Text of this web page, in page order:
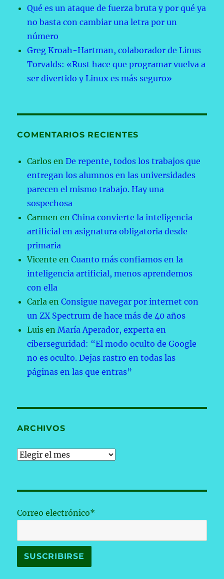
Qué es un ataque de fuerza bruta y por qué ya
no basta con cambiar una letra por un
número
Greg Kroah-Hartman, colaborador de Linus
Torvalds: «Rust hace que programar vuelva a
ser divertido y Linux es más seguro»
COMENTARIOS RECIENTES
Carlos enDe repente, todos los trabajos que
entregan los alumnos en las universidades
parecen el mismo trabajo. Hay una
sospechosa
Carmen enChina convierte la inteligencia
artificial en asignatura obligatoria desde
primaria
Vicente enCuanto más confiamos en la
inteligencia artificial, menos aprendemos
con ella
Carla enConsigue navegar por internet con
un ZX Spectrum de hace más de 40 años
Luis enMaría Aperador, experta en
ciberseguridad: “El modo oculto de Google
no es oculto. Dejas rastro en todas las
páginas en las que entras”
ARCHIVOS
Archivos
Correo electrónico*